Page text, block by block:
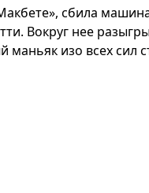
сбила
Вокруг нее
маньяк изо всех сил